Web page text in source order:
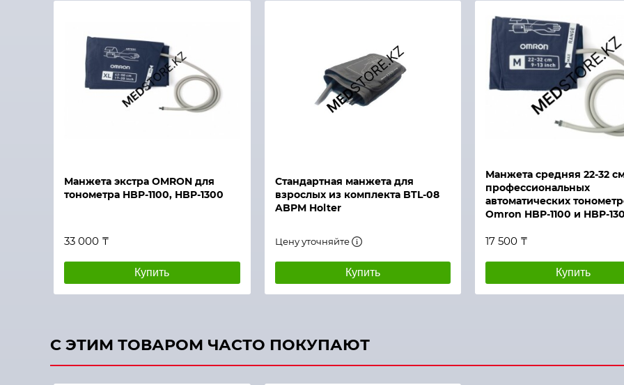
Манжета экстра OMRON для
тонометра HBP-1100, HBP-1300
33 000 ₸
Купить
Стандартная манжета для
взрослых из комплекта BTL-08
ABPM Holter
Цену уточняйте
Купить
Манжета средняя 22-32
профессиональных
автоматических
Omron HBP-1100 и HBP-
17 500 ₸
Купить
С ЭТИМ ТОВАРОМ ЧАСТО ПОКУПАЮТ